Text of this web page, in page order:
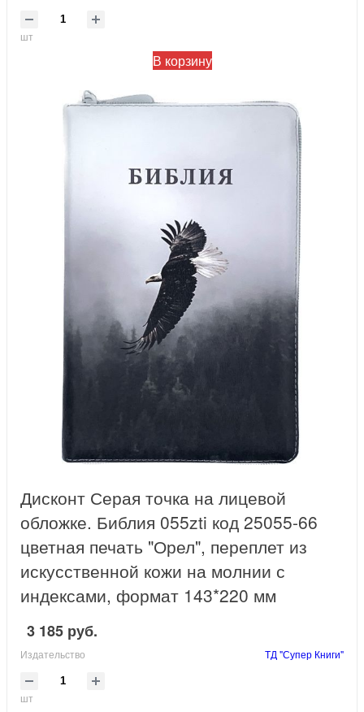
шт
В корзину
Дисконт Серая точка на лицевой
обложке. Библия 055zti код 25055-66
цветная печать "Орел", переплет из
искусственной кожи на молнии с
индексами, формат 143*220 мм
3 185 руб.
Издательство ТД "Супер Книги"
шт